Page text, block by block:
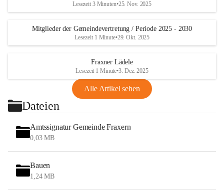
Lesezeit 3 Minuten•25. Nov. 2025
Mitglieder der Gemeindevertretung / Periode 2025 - 2030
Lesezeit 1 Minute•29. Okt. 2025
Fraxner Lädele
Lesezeit 1 Minute•3. Dez. 2025
Alle Artikel sehen
Dateien
Amtssignatur Gemeinde Fraxern
0,03 MB
Bauen
1,24 MB